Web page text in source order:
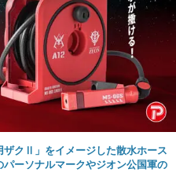
ザクⅡ」をイメージした散水ホース
ーソナルマークやジオン公国軍の